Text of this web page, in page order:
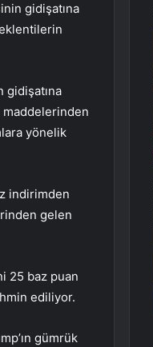
gidişatına
gidişatına
maddelerinden
yönelik
indirimden
gelen
25 baz puan
ediliyor.
gümrük